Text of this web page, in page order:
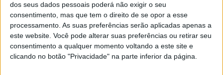
dos seus dados pessoais poderá não exigir o seu
consentimento, mas que tem o direito de se opor a esse
processamento. As suas preferências serão aplicadas apenas a
este website. Você pode alterar suas preferências ou retirar seu
consentimento a qualquer momento voltando a este site e
clicando no botão "Privacidade" na parte inferior da página.
10H30 – Workshop com o ilustrador e autor Pedro
Leitão
11H00 – Apresentação do livro “A Mais Terna Ilusão”,